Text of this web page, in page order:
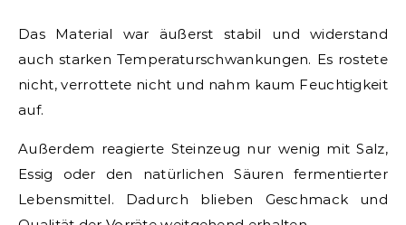
Das Material war äußerst stabil und widerstand
auch starken Temperaturschwankungen. Es rostete
nicht, verrottete nicht und nahm kaum Feuchtigkeit
auf.
Außerdem reagierte Steinzeug nur wenig mit Salz,
Essig oder den natürlichen Säuren fermentierter
Lebensmittel. Dadurch blieben Geschmack und